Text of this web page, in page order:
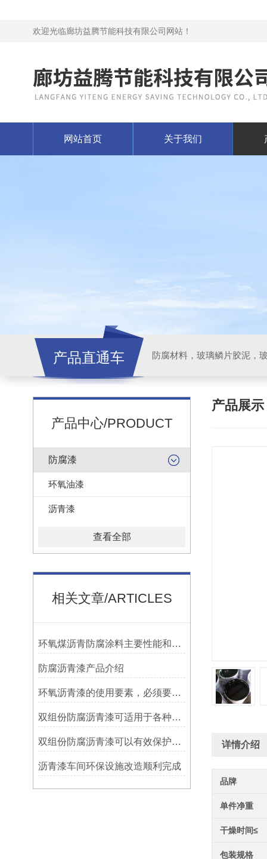
欢迎光临廊坊益腾节能科技有限公司网站！
网站首页 关于我们
产品直通车
产品中心/PRODUCT
防腐漆
环氧油漆
沥青漆
查看全部
相关文章/ARTICLES
环氧煤沥青防腐涂料主要性能和用途
防腐沥青漆产品介绍
环氧沥青漆的使用要素，必须要知道！
双组份防腐沥青漆可适用于各种材质的表面处理
双组份防腐沥青漆可以有效保护设施免受腐蚀侵蚀
沥青漆车间环保设施改造顺利完成
产品展示
详情介绍
品牌
单件净重
干燥时间≤
包装规格